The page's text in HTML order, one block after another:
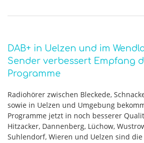
DAB+ in Uelzen und im
Sender verbessert Empfang
Programme
Radiohörer zwischen Bleckede,
sowie in Uelzen und Umgebung
Programme jetzt in noch besserer
Hitzacker, Dannenberg, Lüchow,
Suhlendorf, Wieren und Uelzen sind die